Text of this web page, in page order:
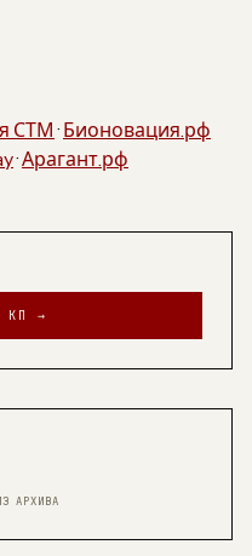
СТМ · Бионовация.рф
·Арагант.рф
КП →
АРХИВА